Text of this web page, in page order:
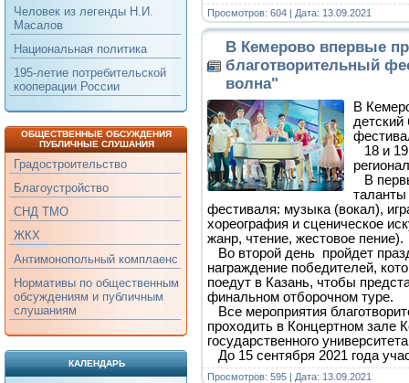
Человек из легенды Н.И.
Масалов
Национальная политика
195-летие потребительской
кооперации России
ОБЩЕСТВЕННЫЕ ОБСУЖДЕНИЯ
ПУБЛИЧНЫЕ СЛУШАНИЯ
Градостроительство
Благоустройство
СНД ТМО
ЖКХ
Антимонопольный комплаенс
Нормативы по общественным
обсуждениям и публичным
слушаниям
КАЛЕНДАРЬ
Просмотров: 604 | Дата: 13.09.2021
В Кемерово впервые
благотворительный
волна"
В
детский
18 и 19
В
таланты
фестиваля: музыка (вокал),
хореография и сценическое
жанр, чтение, жестовое пение).
Во второй день пройдет
награждение победителей,
поедут в Казань, чтобы
финальном отборочном туре.
Все мероприятия
проходить в Концертном зале
государственного
До 15 сентября 2021 года
Просмотров: 595 | Дата: 13.09.2021